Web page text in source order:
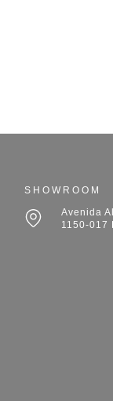
SHOWROOM
Avenida
1150-017